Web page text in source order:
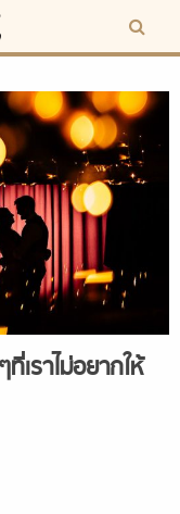
เราไม่อยากให้